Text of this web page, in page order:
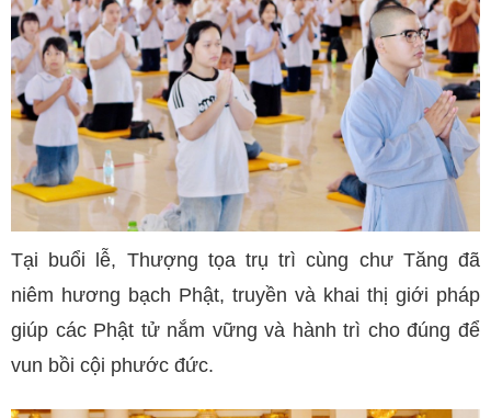
Tại buổi lễ, Thượng tọa trụ trì cùng chư Tăng đã
niêm hương bạch Phật, truyền và khai thị giới pháp
giúp các Phật tử nắm vững và hành trì cho đúng để
vun bồi cội phước đức.